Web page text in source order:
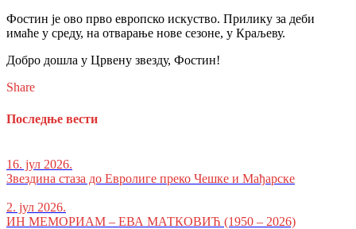
Фостин је ово прво европско искуство. Прилику за деби
имаће у среду, на отварање нове сезоне, у Краљеву.
Добро дошла у Црвену звезду, Фостин!
Share
Последње вести
16. јул 2026.
Звездина стаза до Евролиге преко Чешке и Мађарске
2. јул 2026.
ИН МЕМОРИАМ – ЕВА МАТКОВИЋ (1950 – 2026)